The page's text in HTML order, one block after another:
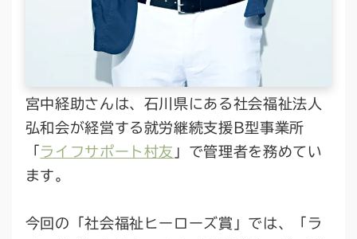
宮中経助さんは、石川県にある社会福祉法人
弘和会が経営する就労継続支援B型事業所
ライフサポート村友 」で管理者を務めてい
ます。
今回の「社会福祉ヒーローズ賞」では、「ラ